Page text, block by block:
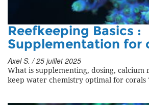
Reefkeeping Basics :
Supplementation for
Axel S. / 25 juillet 2025
What is supplementing, dosing, calcium
keep water chemistry optimal for corals